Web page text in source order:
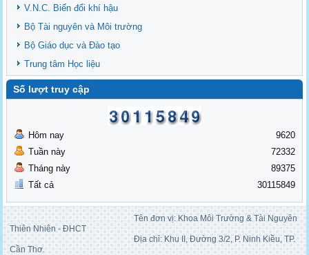
V.N.C. Biến đổi khí hậu
Bộ Tài nguyên và Môi trường
Bộ Giáo dục và Đào tạo
Trung tâm Học liệu
Số lượt truy cập
Hôm nay
Tuần này
Tháng này
Tất cả
9620
72332
89375
30115849
Tên đơn vị: Khoa Môi Trường & Tài Nguyên
Thiên Nhiên - ĐHCT
Địa chỉ: Khu II, Đường 3/2, P. Ninh Kiều, TP.
Cần Thơ.